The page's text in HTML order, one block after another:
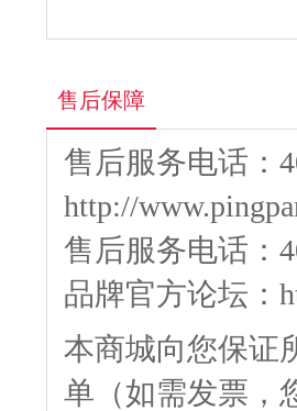
售后保障
售后服务电话：
http://
售后服务电话：
品牌官方论坛：
本商城向您保证
单（如需发票，